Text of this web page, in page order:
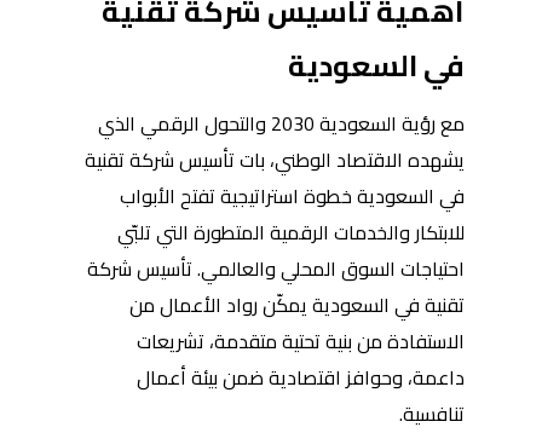
أهمية تأسيس شركة تقنية
في السعودية
مع رؤية السعودية 2030 والتحول الرقمي الذي
يشهده الاقتصاد الوطني، بات تأسيس شركة تقنية
في السعودية خطوة استراتيجية تفتح الأبواب
للابتكار والخدمات الرقمية المتطورة التي تلبّي
احتياجات السوق المحلي والعالمي. تأسيس شركة
تقنية في السعودية يمكّن رواد الأعمال من
الاستفادة من بنية تحتية متقدمة، تشريعات
داعمة، وحوافز اقتصادية ضمن بيئة أعمال
تنافسية.